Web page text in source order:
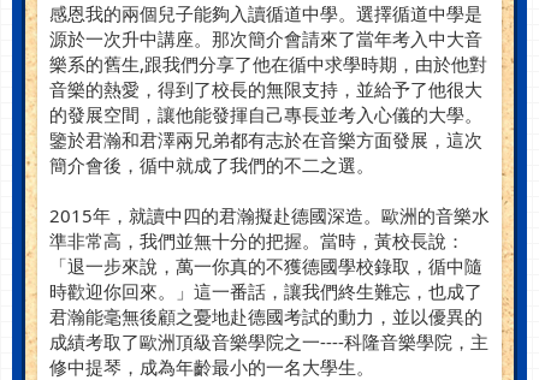
感恩我的兩個兒子能夠入讀循道中學。選擇循道中學是
源於一次升中講座。那次簡介會請來了當年考入中大音
樂系的舊生,跟我們分享了他在循中求學時期，由於他對
音樂的熱愛，得到了校長的無限支持，並給予了他很大
的發展空間，讓他能發揮自己專長並考入心儀的大學。
鑒於君瀚和君澤兩兄弟都有志於在音樂方面發展，這次
簡介會後，循中就成了我們的不二之選。
2015年，就讀中四的君瀚擬赴德國深造。歐洲的音樂水
準非常高，我們並無十分的把握。當時，黃校長說：
「退一步來說，萬一你真的不獲德國學校錄取，循中隨
時歡迎你回來。」這一番話，讓我們終生難忘，也成了
君瀚能毫無後顧之憂地赴德國考試的動力，並以優異的
成績考取了歐洲頂級音樂學院之一----科隆音樂學院，主
修中提琴，成為年齡最小的一名大學生。